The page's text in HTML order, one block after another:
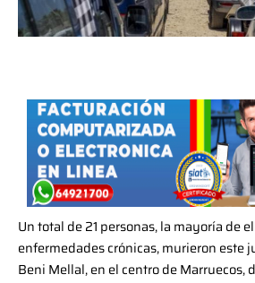
Un total de 21 personas, la mayoría de
enfermedades crónicas, murieron este
Beni Mellal, en el centro de Marruecos,